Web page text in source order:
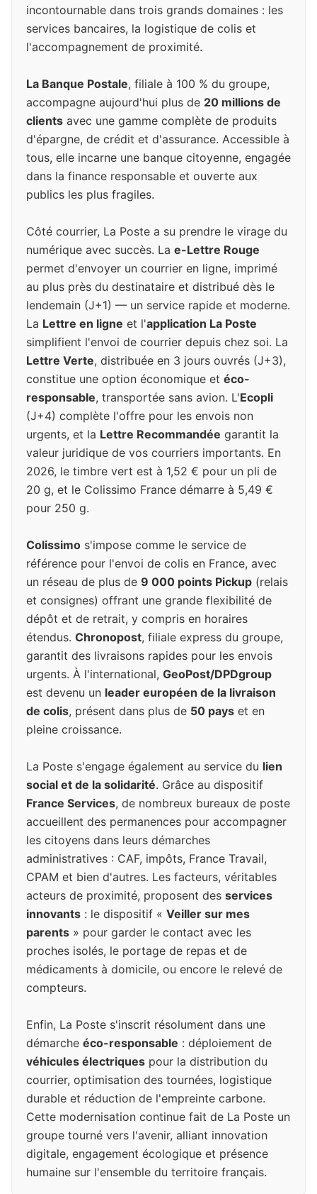
incontournable dans trois grands domaines : les
services bancaires, la logistique de colis et
l'accompagnement de proximité.
La Banque Postale, filiale à 100 % du groupe,
accompagne aujourd'hui plus de 20 millions de
clients avec une gamme complète de produits
d'épargne, de crédit et d'assurance. Accessible à
tous, elle incarne une banque citoyenne, engagée
dans la finance responsable et ouverte aux
publics les plus fragiles.
Côté courrier, La Poste a su prendre le virage du
numérique avec succès. La e-Lettre Rouge
permet d'envoyer un courrier en ligne, imprimé
au plus près du destinataire et distribué dès le
lendemain (J+1) — un service rapide et moderne.
La Lettre en ligne et l'application La Poste
simplifient l'envoi de courrier depuis chez soi. La
Lettre Verte, distribuée en 3 jours ouvrés (J+3),
constitue une option économique et éco-
responsable, transportée sans avion. L'Ecopli
(J+4) complète l'offre pour les envois non
urgents, et la Lettre Recommandée garantit la
valeur juridique de vos courriers importants. En
2026, le timbre vert est à 1,52 € pour un pli de
20 g, et le Colissimo France démarre à 5,49 €
pour 250 g.
Colissimo s'impose comme le service de
référence pour l'envoi de colis en France, avec
un réseau de plus de 9 000 points Pickup (relais
et consignes) offrant une grande flexibilité de
dépôt et de retrait, y compris en horaires
étendus. Chronopost, filiale express du groupe,
garantit des livraisons rapides pour les envois
urgents. À l'international, GeoPost/DPDgroup
est devenu un leader européen de la livraison
de colis, présent dans plus de 50 pays et en
pleine croissance.
La Poste s'engage également au service du lien
social et de la solidarité. Grâce au dispositif
France Services, de nombreux bureaux de poste
accueillent des permanences pour accompagner
les citoyens dans leurs démarches
administratives : CAF, impôts, France Travail,
CPAM et bien d'autres. Les facteurs, véritables
acteurs de proximité, proposent des services
innovants : le dispositif « Veiller sur mes
parents » pour garder le contact avec les
proches isolés, le portage de repas et de
médicaments à domicile, ou encore le relevé de
compteurs.
Enfin, La Poste s'inscrit résolument dans une
démarche éco-responsable : déploiement de
véhicules électriques pour la distribution du
courrier, optimisation des tournées, logistique
durable et réduction de l'empreinte carbone.
Cette modernisation continue fait de La Poste un
groupe tourné vers l'avenir, alliant innovation
digitale, engagement écologique et présence
humaine sur l'ensemble du territoire français.